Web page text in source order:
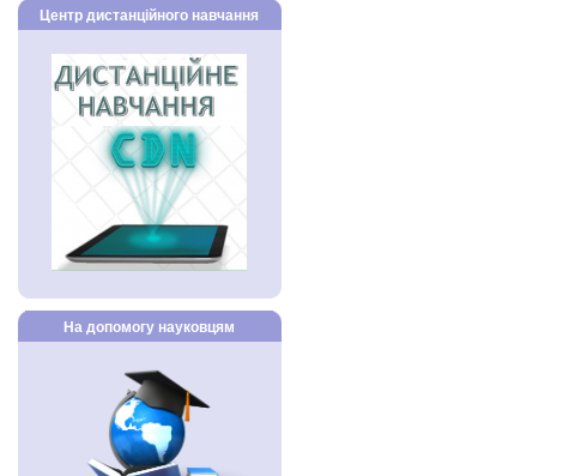
Центр дистанційного навчання
На допомогу науковцям